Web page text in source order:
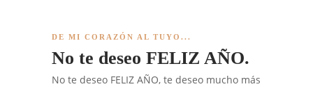
DE MI CORAZÓN AL TUYO...
No te deseo FELIZ AÑO.
No te deseo FELIZ AÑO, te deseo mucho más